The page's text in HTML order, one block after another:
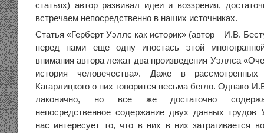
статьях) автор развивал идеи и воззрения,
встречаем непосредственно в наших источниках.
Статья «Герберт Уэллс как историк» (автор – И.В.
перед нами еще одну ипостась этой
внимания автора лежат два произведения Уэллса
история человечества». Даже в
Кагарлицкого о них говорится весьма бегло. Однако
лаконично, но все же достаточно
непосредственное содержание двух данных трудов
нас интересует то, что в них в них затрагивается